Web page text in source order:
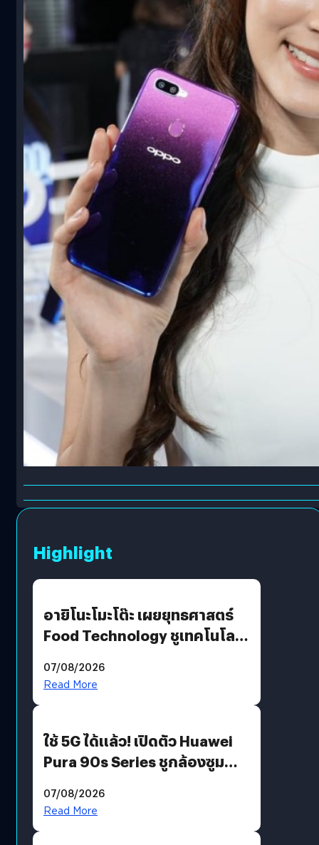
Highlight
อายิโนะโมะโต๊ะ เผยยุทธศาสตร์
Food Technology ชูเทคโนโลยี
บริโภคและ B2B
07/08/2026
Read More
ใช้ 5G ได้แล้ว! เปิดตัว Huawei
Pura 90s Series ชูกล้องซูม
07/08/2026
Read More